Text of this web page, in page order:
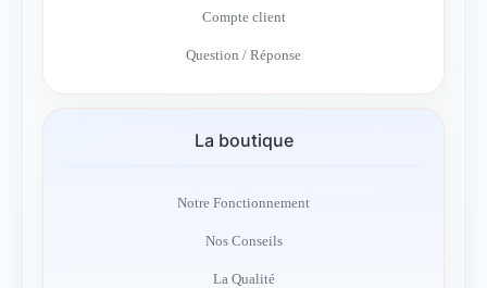
Compte client
Question / Réponse
La boutique
Notre Fonctionnement
Nos Conseils
La Qualité